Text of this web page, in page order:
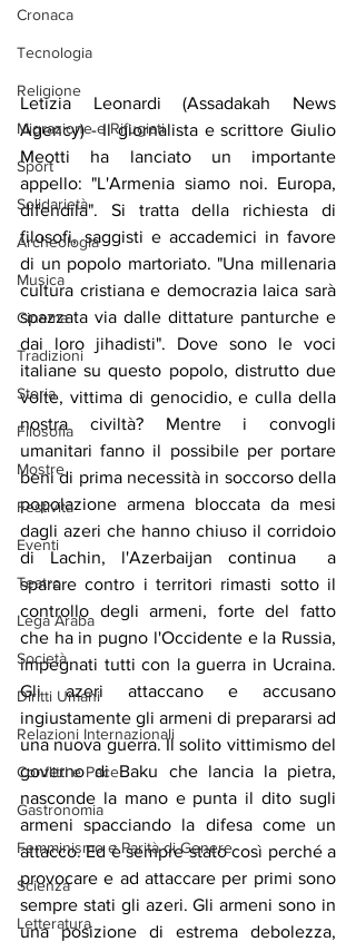
Cronaca
Tecnologia
Religione
Migrazione e Rifugiati
Sport
Solidarietà
Archeologia
Musica
Cinema
Tradizioni
Storia
Filosofia
Mostre
Festività
Eventi
Teatro
Lega Araba
Società
Diritti Umani
Relazioni Internazionali
Conflitti e Pace
Gastronomia
Femminismo e Parità di Genere
Scienza
Letteratura
Letizia Leonardi (Assadakah News
Agency) - Il giornalista e scrittore Giulio
Meotti ha lanciato un importante
appello: "L'Armenia siamo noi. Europa,
difendila". Si tratta della richiesta di
filosofi, saggisti e accademici in favore
di un popolo martoriato. "Una millenaria
cultura cristiana e democrazia laica sarà
spazzata via dalle dittature panturche e
dai loro jihadisti". Dove sono le voci
italiane su questo popolo, distrutto due
volte, vittima di genocidio, e culla della
nostra civiltà? Mentre i convogli
umanitari fanno il possibile per portare
beni di prima necessità in soccorso della
popolazione armena bloccata da mesi
dagli azeri che hanno chiuso il corridoio
di Lachin, l'Azerbaijan continua  a
sparare contro i territori rimasti sotto il
controllo degli armeni, forte del fatto
che ha in pugno l'Occidente e la Russia,
impegnati tutti con la guerra in Ucraina.
Gli azeri attaccano e accusano
ingiustamente gli armeni di prepararsi ad
una nuova guerra. Il solito vittimismo del
governo di Baku che lancia la pietra,
nasconde la mano e punta il dito sugli
armeni spacciando la difesa come un
attacco. Ed è sempre stato così perché a
provocare e ad attaccare per primi sono
sempre stati gli azeri. Gli armeni sono in
una posizione di estrema debolezza,